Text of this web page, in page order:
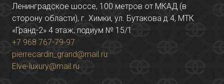
Ленинградское шоссе, 100 метров от МКАД (в
сторону области), г. Химки, ул. Бутакова д.4, МТК
«Гранд-2» 4 этаж, подиум № 15/1
+7 968 767-79-97
pierrecardin_grand@mail.ru
Elve-luxury@mail.ru